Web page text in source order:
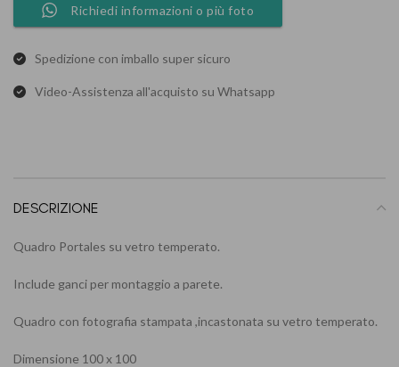
Richiedi informazioni o più foto
Spedizione con imballo super sicuro
Video-Assistenza all'acquisto su Whatsapp
DESCRIZIONE
Quadro Portales su vetro temperato.
Include ganci per montaggio a parete.
Quadro con fotografia stampata ,incastonata su vetro temperato.
Dimensione 100 x 100